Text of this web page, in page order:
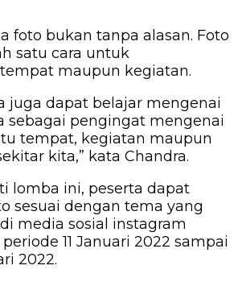
foto bukan tanpa alasan. Foto
satu cara untuk
maupun kegiatan.
juga dapat belajar mengenai
sebagai pengingat mengenai
tempat, kegiatan maupun
kita,” kata Chandra.
lomba ini, peserta dapat
sesuai dengan tema yang
media sosial instagram
11 Januari 2022 sampai
2022.